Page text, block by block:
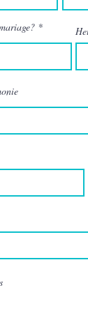
*r
q
r